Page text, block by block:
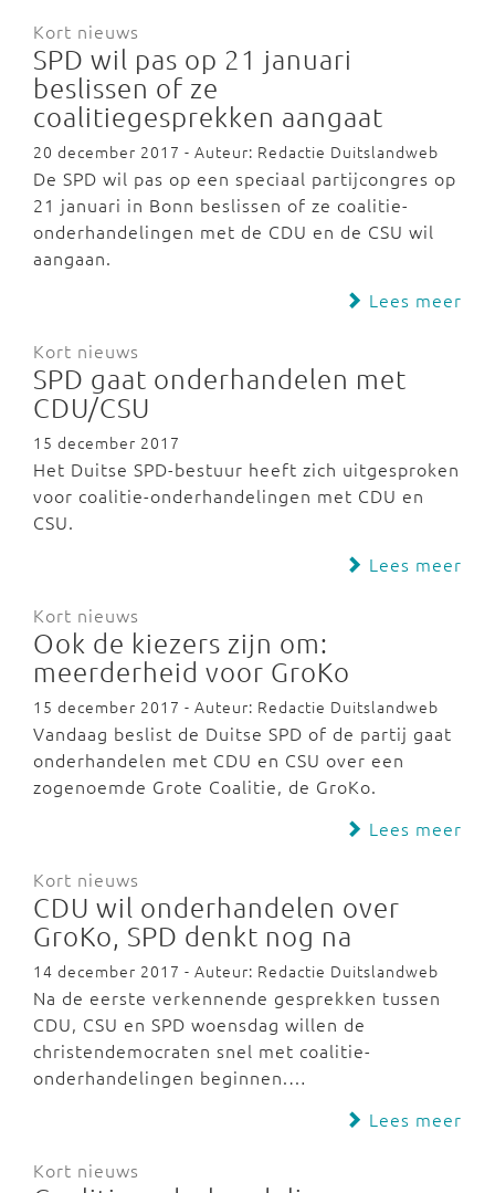
Kort nieuws
SPD wil pas op 21 januari
beslissen of ze
coalitiegesprekken aangaat
20 december 2017 - Auteur: Redactie Duitslandweb
De SPD wil pas op een speciaal partijcongres op
21 januari in Bonn beslissen of ze coalitie-
onderhandelingen met de CDU en de CSU wil
aangaan.
Lees meer
Kort nieuws
SPD gaat onderhandelen met
CDU/CSU
15 december 2017
Het Duitse SPD-bestuur heeft zich uitgesproken
voor coalitie-onderhandelingen met CDU en
CSU.
Lees meer
Kort nieuws
Ook de kiezers zijn om:
meerderheid voor GroKo
15 december 2017 - Auteur: Redactie Duitslandweb
Vandaag beslist de Duitse SPD of de partij gaat
onderhandelen met CDU en CSU over een
zogenoemde Grote Coalitie, de GroKo.
Lees meer
Kort nieuws
CDU wil onderhandelen over
GroKo, SPD denkt nog na
14 december 2017 - Auteur: Redactie Duitslandweb
Na de eerste verkennende gesprekken tussen
CDU, CSU en SPD woensdag willen de
christendemocraten snel met coalitie-
onderhandelingen beginnen.…
Lees meer
Kort nieuws